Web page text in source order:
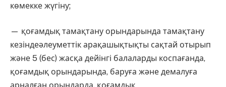
көмекке жүгіну;
— қоғамдық тамақтану орындарында тамақтану
кезіндеәлеуметтік арақашықтықты сақтай отырып
және 5 (бес) жасқа дейінгі балаларды коспағанда,
қоғамдық орындарында, баруға және демалуға